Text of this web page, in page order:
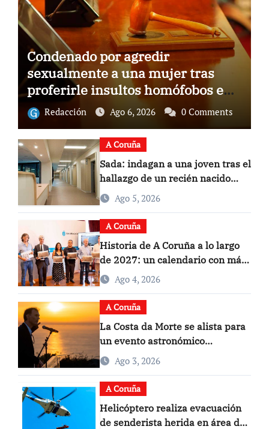
Condenado por agredir
sexualmente a una mujer tras
proferirle insultos homófobos en
A Coruña
Redacción Ago 6, 2026 0 Comments
A Coruña
Sada: indagan a una joven tras el
hallazgo de un recién nacido
muerto en su hogar
Ago 5, 2026
A Coruña
Historia de A Coruña a lo largo
de 2027: un calendario con más
de 650 efemérides
Ago 4, 2026
A Coruña
La Costa da Morte se alista para
un evento astronómico
excepcional: un eclipse solar y la
última puesta de sol de la
Península en una misma tarde
Ago 3, 2026
A Coruña
Helicóptero realiza evacuación
de senderista herida en área de